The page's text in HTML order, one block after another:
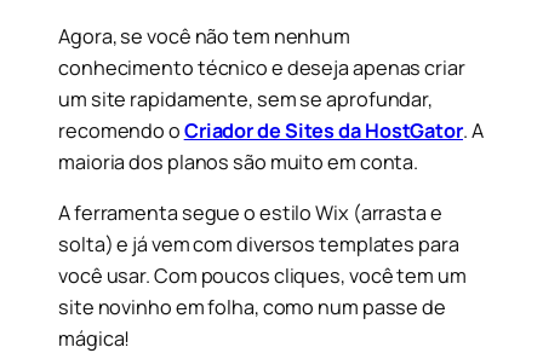
Agora, se você não tem nenhum
conhecimento técnico e deseja apenas criar
um site rapidamente, sem se aprofundar,
recomendo oCriador de Sites da HostGator. A
maioria dos planos são muito em conta.
A ferramenta segue o estilo Wix (arrasta e
solta) e já vem com diversos templates para
você usar. Com poucos cliques, você tem um
site novinho em folha, como num passe de
mágica!